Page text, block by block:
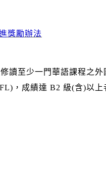
獎勵辦法
讀至少一門華語課程之外
，成績達 B2 級(含)以上